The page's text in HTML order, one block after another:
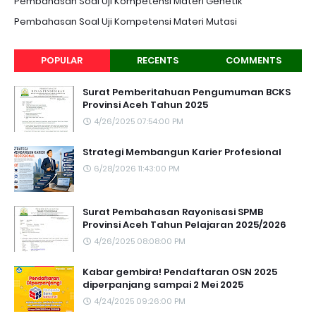
Pembahasan Soal Uji Kompetensi Materi Mutasi
POPULAR RECENTS COMMENTS
Surat Pemberitahuan Pengumuman BCKS
Provinsi Aceh Tahun 2025
4/26/2025 07:54:00 PM
Strategi Membangun Karier Profesional
6/28/2026 11:43:00 PM
Surat Pembahasan Rayonisasi SPMB
Provinsi Aceh Tahun Pelajaran 2025/2026
4/26/2025 08:08:00 PM
Kabar gembira! Pendaftaran OSN 2025
diperpanjang sampai 2 Mei 2025
4/24/2025 09:26:00 PM